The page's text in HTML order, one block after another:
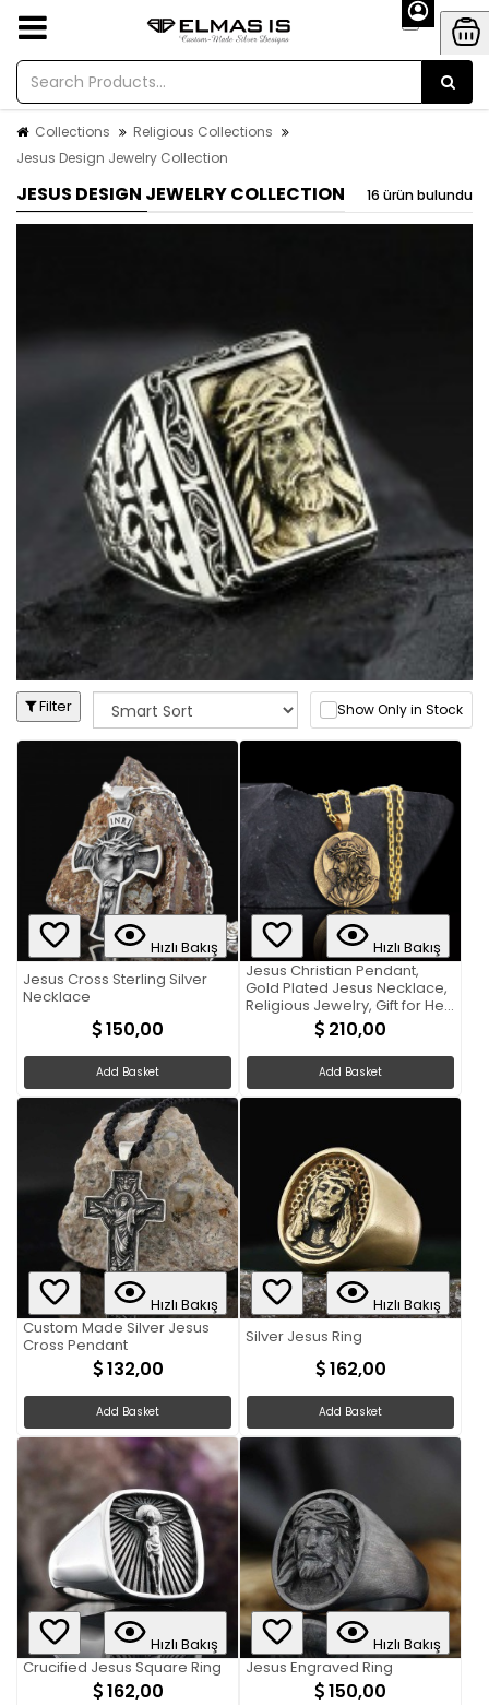
Collections
Religious Collections
Jesus Design Jewelry Collection
JESUS DESIGN JEWELRY COLLECTION 16 ürün bulundu
Filter Show Only in Stock
Hızlı Bakış
Jesus Cross Sterling Silver
Necklace
150,00
Add Basket
Hızlı Bakış
Jesus Christian Pendant,
Gold Plated Jesus Necklace,
Religious Jewelry, Gift for Her,
Gift for Him 210,00
Add Basket
Hızlı Bakış
Custom Made Silver Jesus
Cross Pendant
132,00
Add Basket
Hızlı Bakış
Silver Jesus Ring
162,00
Add Basket
Hızlı Bakış
Crucified Jesus Square Ring
162,00
Hızlı Bakış
Jesus Engraved Ring
150,00